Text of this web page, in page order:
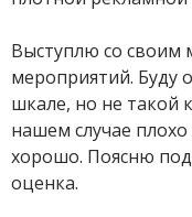
Выступлю со
мероприятий. Буду
шкале, но не такой
нашем случае
хорошо. Поясню
оценка.